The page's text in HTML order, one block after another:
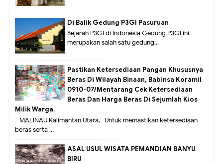
Di Balik Gedung P3GI Pasuruan
Sejarah P3GI di Indonesia Gedung P3GI ini
merupakan salah satu gedung...
Pastikan Ketersediaan Pangan Khususnya
Beras Di Wilayah Binaan, Babinsa Koramil
0910-07/Mentarang Cek Ketersediaan
Beras Dan Harga Beras Di Sejumlah Kios
Milik Warga.
MALINAU Kalimantan Utara,- Untuk memastikan ketersediaan
beras serta ...
ASAL USUL WISATA PEMANDIAN BANYU
BIRU